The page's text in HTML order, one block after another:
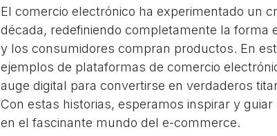
El comercio electrónico ha experimentado un
década, redefiniendo completamente la forma
y los consumidores compran productos. En
ejemplos de plataformas de comercio
auge digital para convertirse en verdaderos
Con estas historias, esperamos inspirar y
en el fascinante mundo del e-commerce.